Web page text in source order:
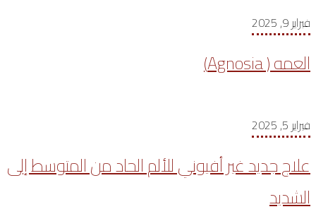
فبراير 9, 2025
العمه ( Agnosia)
فبراير 5, 2025
علاج جديد غير أفيوني للألم الحاد من المتوسط إلى
الشديد